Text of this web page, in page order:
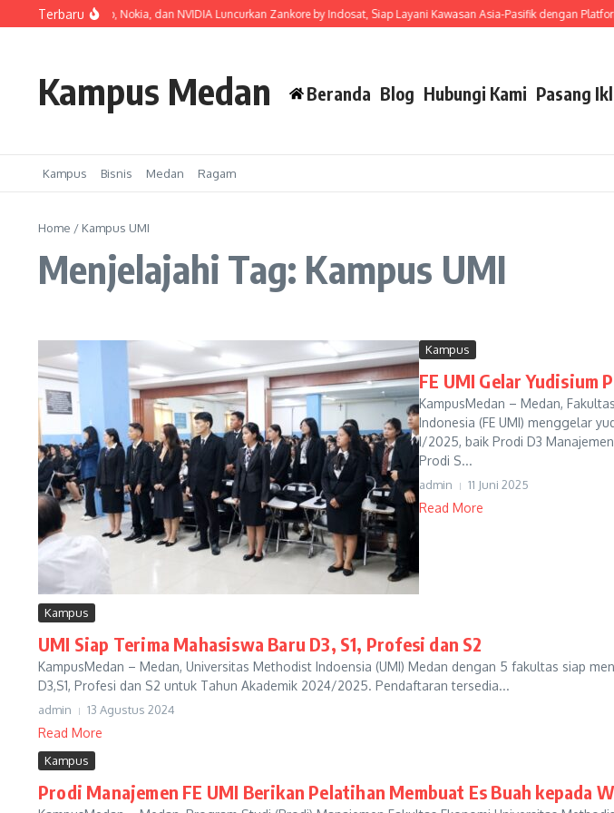
Lewati ke konten
Terbaru
Ooredoo Group, Nokia, dan NVIDIA Luncurkan Zankore by Indosat, Siap Layani Kawasan Asia-Pasifik dengan
Kampus Medan Beranda Blog Hubungi Kami Pasang
Kampus Bisnis Medan Ragam
Home / Kampus UMI
Menjelajahi Tag: Kampus UMI
Kampus
FE UMI Gelar Yudisium
KampusMedan – Medan,
Indonesia (FE UMI) menggelar
I/2025, baik Prodi D3
Prodi S...
admin 11 Juni 2025
Read More
Kampus
UMI Siap Terima Mahasiswa Baru D3, S1, Profesi dan S2
KampusMedan – Medan, Universitas Methodist Indoensia (UMI) Medan dengan 5 fakultas siap
D3,S1, Profesi dan S2 untuk Tahun Akademik 2024/2025. Pendaftaran tersedia...
admin 13 Agustus 2024
Read More
Kampus
Prodi Manajemen FE UMI Berikan Pelatihan Membuat Es Buah kepada